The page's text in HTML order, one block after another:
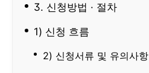
3. 신청방법 · 절차
1) 신청 흐름
2) 신청서류 및 유의사항